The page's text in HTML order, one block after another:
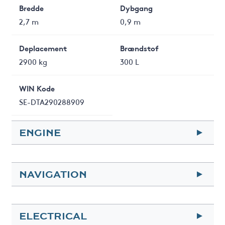
Bredde
2,7 m
Dybgang
0,9 m
Deplacement
2900 kg
Brændstof
300 L
WIN Kode
SE-DTA290288909
ENGINE
Engine
Volvo Penta D4
Hp
2009
NAVIGATION
GPS Plotter VHF
ELECTRICAL